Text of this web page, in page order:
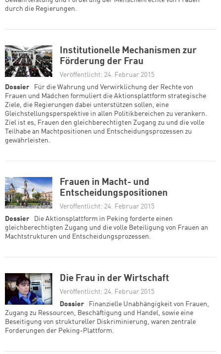
durch die Regierungen.
Institutionelle Mechanismen zur
Förderung der Frau
Veröffentlicht: 24. Februar 2015
Dossier
Für die Wahrung und Verwirklichung der Rechte von
Frauen und Mädchen formuliert die Aktionsplattform strategische
Ziele, die Regierungen dabei unterstützen sollen, eine
Gleichstellungsperspektive in allen Politikbereichen zu verankern.
Ziel ist es, Frauen den gleichberechtigten Zugang zu und die volle
Teilhabe an Machtpositionen und Entscheidungsprozessen zu
gewährleisten.
Frauen in Macht- und
Entscheidungspositionen
Veröffentlicht: 24. Februar 2015
Dossier
Die Aktionsplattform in Peking forderte einen
gleichberechtigten Zugang und die volle Beteiligung von Frauen an
Machtstrukturen und Entscheidungsprozessen.
Die Frau in der Wirtschaft
Veröffentlicht: 24. Februar 2015
Dossier
Finanzielle Unabhängigkeit von Frauen,
Zugang zu Ressourcen, Beschäftigung und Handel, sowie eine
Beseitigung von struktureller Diskriminierung, waren zentrale
Forderungen der Peking-Plattform.